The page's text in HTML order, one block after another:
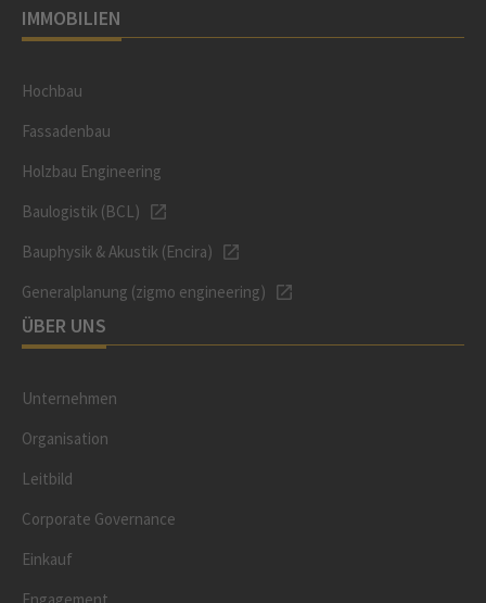
IMMOBILIEN
Hochbau
Fassadenbau
Holzbau Engineering
Baulogistik (BCL)
Bauphysik & Akustik (Encira)
Generalplanung (zigmo engineering)
ÜBER UNS
Unternehmen
Organisation
Leitbild
Corporate Governance
Einkauf